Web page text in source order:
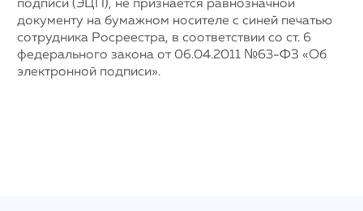
подписи (ЭЦП), не признается равнозначной
документу на бумажном носителе с синей печатью
сотрудника Росреестра, в соответствии со ст. 6
федерального закона от 06.04.2011 №63-ФЗ «Об
электронной подписи».